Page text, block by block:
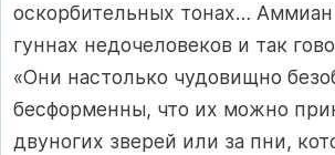
оскорбительных тонах…
гуннах недочеловеков и так
«Они настолько чудовищно
бесформенны, что их можно
двуногих зверей или за пни,